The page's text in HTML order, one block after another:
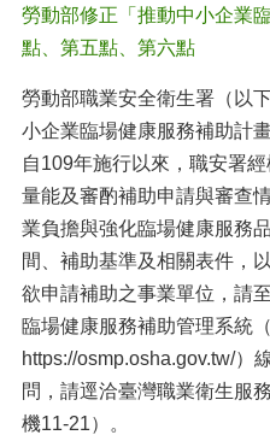
勞動部修正「推動中小企業
點、第五點、第六點
勞動部職業安全衛生署（以
小企業臨場健康服務補助計
自109年施行以來，職安署
量能及審酌補助申請與審查
業負擔與強化臨場健康服務
間、補助基準及相關表件，
欲申請補助之事業單位，請
臨場健康服務補助管理系統
https://osmp.osha.gov.tw/）
問，請逕洽臺灣職業衛生服
機11-21）。